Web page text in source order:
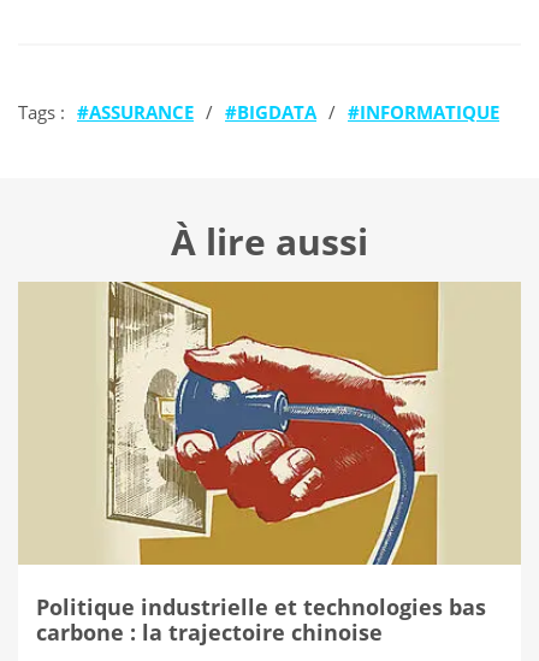
Tags : ASSURANCE / BIGDATA / INFORMATIQUE
À lire aussi
Politique industrielle et technologies bas
carbone : la trajectoire chinoise